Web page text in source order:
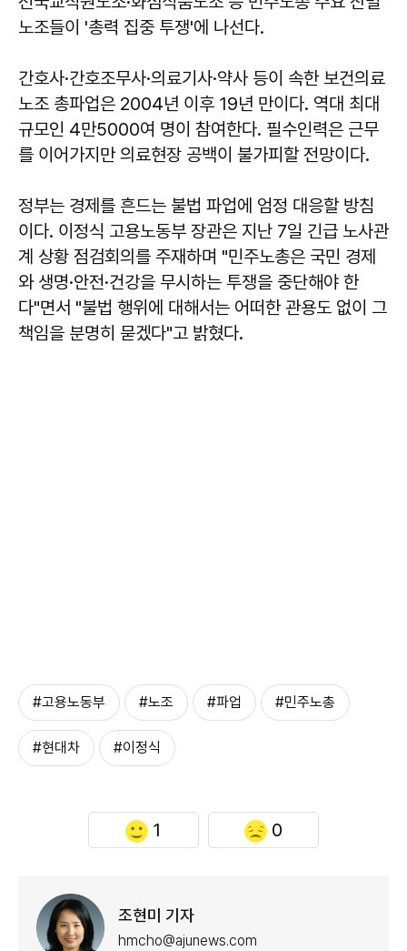
노조들이 '총력 집중 투쟁'에 나선다.
간호사·간호조무사·의료기사·약사 등이 속한 보건의료
노조 총파업은 2004년 이후 19년 만이다. 역대 최대
규모인 4만5000여 명이 참여한다. 필수인력은 근무
를 이어가지만 의료현장 공백이 불가피할 전망이다.
정부는 경제를 흔드는 불법 파업에 엄정 대응할 방침
이다. 이정식 고용노동부 장관은 지난 7일 긴급 노사관
계 상황 점검회의를 주재하며 "민주노총은 국민 경제
와 생명·안전·건강을 무시하는 투쟁을 중단해야 한
다"면서 "불법 행위에 대해서는 어떠한 관용도 없이 그
책임을 분명히 묻겠다"고 밝혔다.
#고용노동부 #노조 #파업 #민주노총
#현대차 #이정식
1 0
조현미 기자
hmcho@ajunews.com